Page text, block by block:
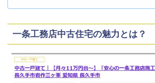
一条工務店中古住宅の魅力とは？